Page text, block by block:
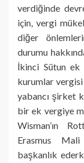
verdiğinde
için, vergi
diğer
durumu
İkinci Sütun ek
kurumlar
yabancı şirket
bir ek vergiye
Wisman’ın
Erasmus Mali
başkanlık